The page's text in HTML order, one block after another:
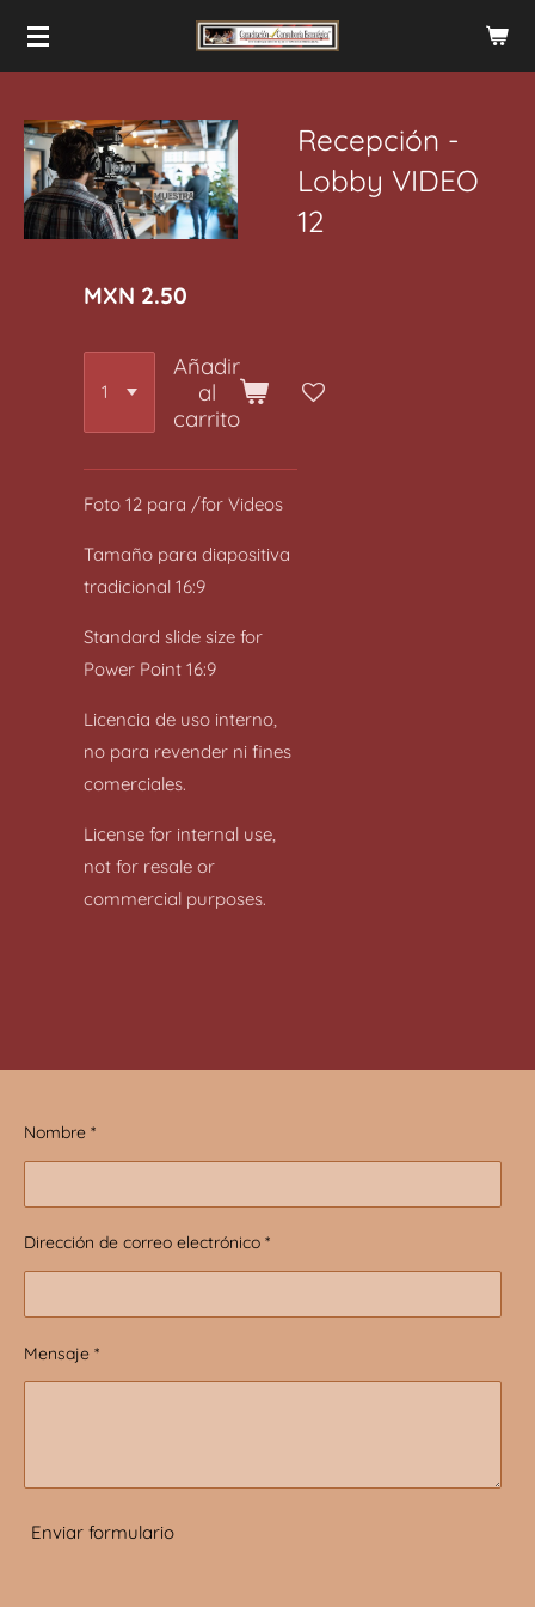
principal
Recepción -
Lobby VIDEO
12
MXN 2.50
Añadir
al
carrito
Foto 12 para /for Videos
Tamaño para diapositiva
tradicional 16:9
Standard slide size for
Power Point 16:9
Licencia de uso interno,
no para revender ni fines
comerciales.
License for internal use,
not for resale or
commercial purposes.
Nombre *
Dirección de correo electrónico *
Mensaje *
Enviar formulario